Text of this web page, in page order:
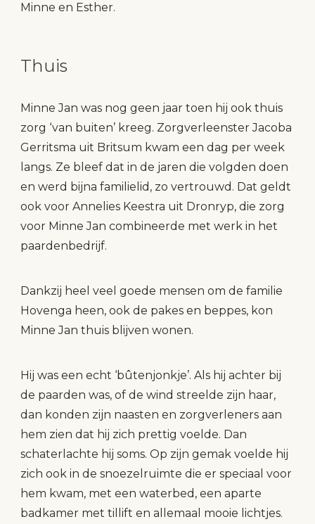
Minne en Esther.
Thuis
Minne Jan was nog geen jaar toen hij ook thuis
zorg ‘van buiten’ kreeg. Zorgverleenster Jacoba
Gerritsma uit Britsum kwam een dag per week
langs. Ze bleef dat in de jaren die volgden doen
en werd bijna familielid, zo vertrouwd. Dat geldt
ook voor Annelies Keestra uit Dronryp, die zorg
voor Minne Jan combineerde met werk in het
paardenbedrijf.
Dankzij heel veel goede mensen om de familie
Hovenga heen, ook de pakes en beppes, kon
Minne Jan thuis blijven wonen.
Hij was een echt ‘bûtenjonkje’. Als hij achter bij
de paarden was, of de wind streelde zijn haar,
dan konden zijn naasten en zorgverleners aan
hem zien dat hij zich prettig voelde. Dan
schaterlachte hij soms. Op zijn gemak voelde hij
zich ook in de snoezelruimte die er speciaal voor
hem kwam, met een waterbed, een aparte
badkamer met tillift en allemaal mooie lichtjes.